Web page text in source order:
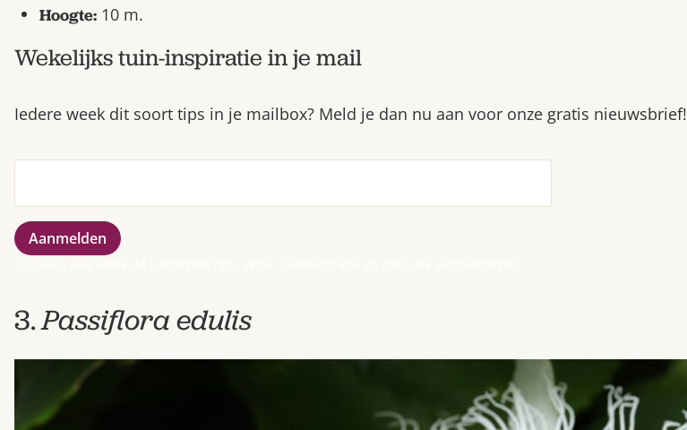
Hoogte: 10 m.
Wekelijks tuin-inspiratie in je mail
Iedere week dit soort tips in je mailbox? Meld je dan nu aan voor onze gratis nieuwsbrief!
3.Passiflora edulis